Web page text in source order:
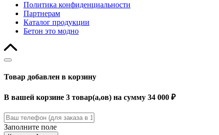
Политика конфиденциальности
Партнерам
Каталог продукции
Бетон это модно
Товар добавлен в корзину
В вашей корзине 3 товар(а,ов) на сумму 34 000 ₽
Заполните поле